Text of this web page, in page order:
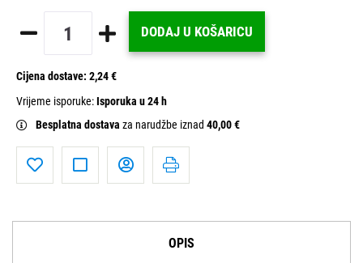
DODAJ U KOŠARICU
Cijena dostave: 2,24 €
Vrijeme isporuke:Isporuka u 24 h
Besplatna dostava za narudžbe iznad 40,00 €
OPIS